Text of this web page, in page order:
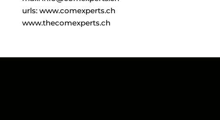
urls: www.comexperts.ch
www.thecomexperts.ch